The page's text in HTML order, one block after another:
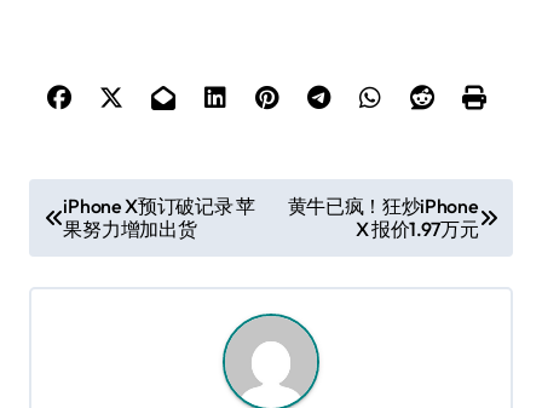
章
导
iPhone X预订破记录 苹
果努力增加出货
黄牛已疯！狂炒iPhone
X 报价1.97万元